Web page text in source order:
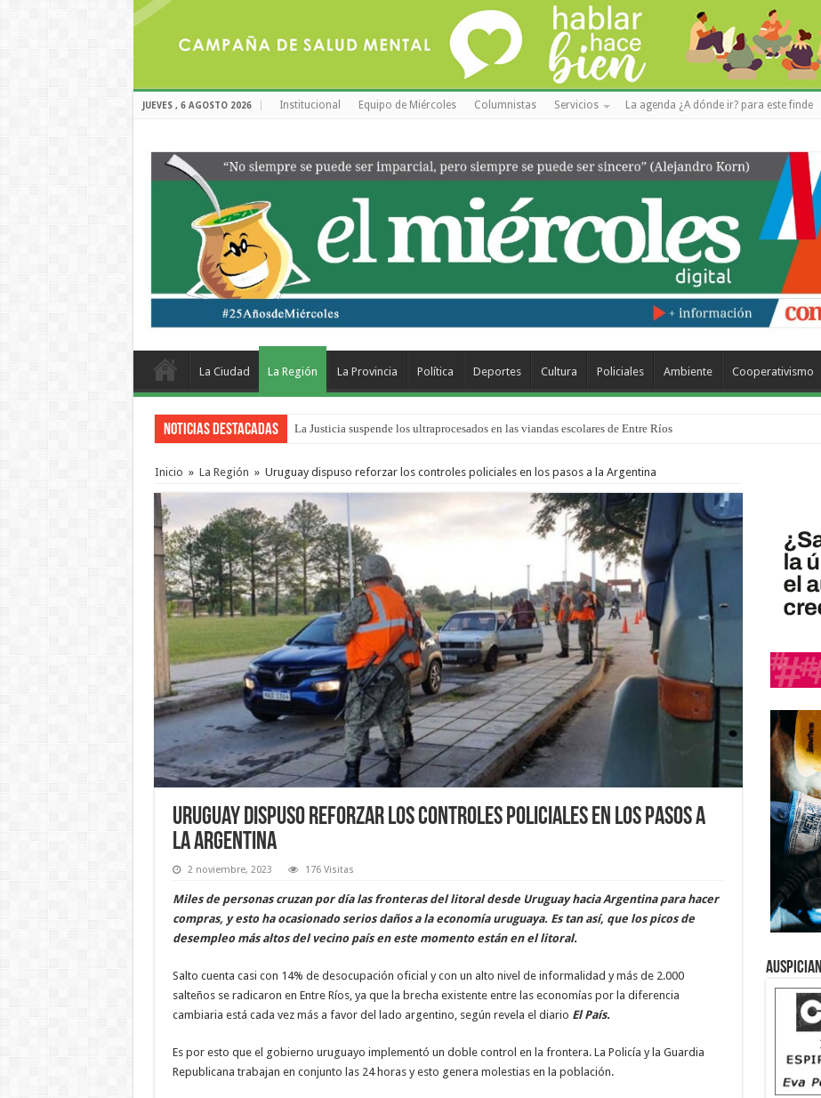
JUEVES , 6 AGOSTO 2026 Institucional Equipo de Miércoles Columnistas Servicios La agenda ¿A dónde ir? para este finde
La Ciudad La Región La Provincia Política Deportes Cultura Policiales Ambiente Cooperativismo
Noticias Destacadas La Justicia suspende los ultraprocesados en las viandas escolares de Entre Ríos
Se presentará la obra “La Runfla de los Macanos”
Inicio » La Región » Uruguay dispuso reforzar los controles policiales en los pasos a la Argentina
Uruguay dispuso reforzar los controles policiales en los pasos a
la Argentina
2 noviembre, 2023 176 Visitas
Miles de personas cruzan por día las fronteras del litoral desde Uruguay hacia Argentina para hacer
compras, y esto ha ocasionado serios daños a la economía uruguaya. Es tan así, que los picos de
desempleo más altos del vecino país en este momento están en el litoral.
Salto cuenta casi con 14% de desocupación oficial y con un alto nivel de informalidad y más de 2.000
salteños se radicaron en Entre Ríos, ya que la brecha existente entre las economías por la diferencia
cambiaria está cada vez más a favor del lado argentino, según revela el diario El País.
Es por esto que el gobierno uruguayo implementó un doble control en la frontera. La Policía y la Guardia
Republicana trabajan en conjunto las 24 horas y esto genera molestias en la población.
Auspician